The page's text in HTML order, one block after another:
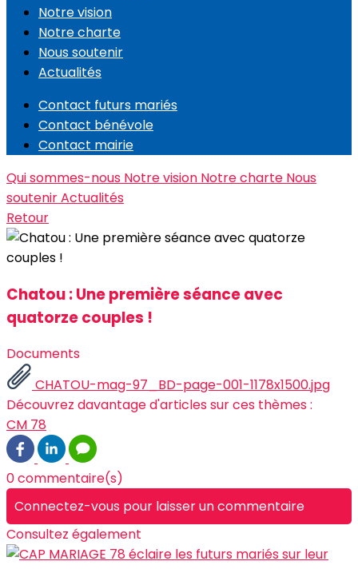
Notre vision
Notre charte
Nous soutenir
Actualités
Contact futurs mariés
Contact bénévole
Contact mairie
Qui sommes-nous Notre vision Notre charte Nous
soutenirActualités
Retour
Chatou : Une première séance avec
quatorze couples !
Documents
CHATOU-mag-97_BD-page-001-1178x1500.jpg
Découvrez davantage d'articles sur ces thèmes :
CM 78
0 commentaire(s)
Connectez-vous pour laisser un commentaire
Consultez également